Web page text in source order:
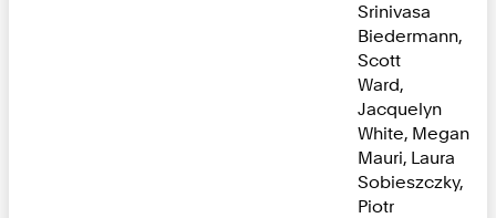
Srinivasa
Biedermann,
Scott
Ward,
Jacquelyn
White, Megan
Mauri, Laura
Sobieszczky,
Piotr